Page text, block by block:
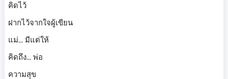
คิดไว้
ฝากไว้จากใจผู้เขียน
แม่... มีแต่ให้
คิดถึง... พ่อ
ความสุข